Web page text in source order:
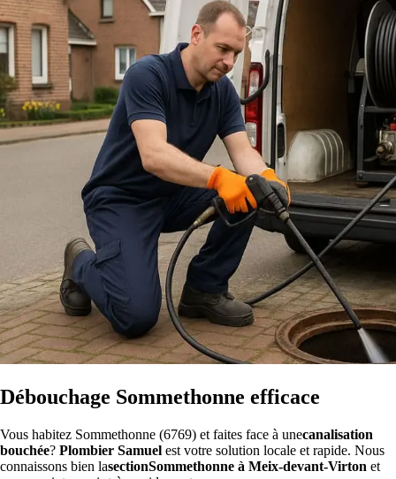
Débouchage Sommethonne efficace
Vous habitez Sommethonne (6769) et faites face à unecanalisation
bouchée? Plombier Samuel est votre solution locale et rapide. Nous
connaissons bien lasectionSommethonne à Meix-devant-Virton et